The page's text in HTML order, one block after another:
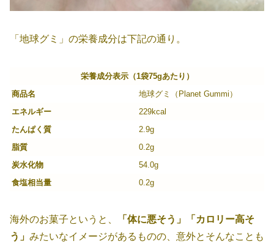
「地球グミ」の栄養成分は下記の通り。
栄養成分表示（1袋75gあたり）
商品名
地球グミ（Planet Gummi）
エネルギー
229kcal
たんぱく質
2.9g
脂質
0.2g
炭水化物
54.0g
食塩相当量
0.2g
海外のお菓子というと、
「体に悪そう」「カロリー高そ
う」 みたいなイメージがあるものの、意外とそんなことも